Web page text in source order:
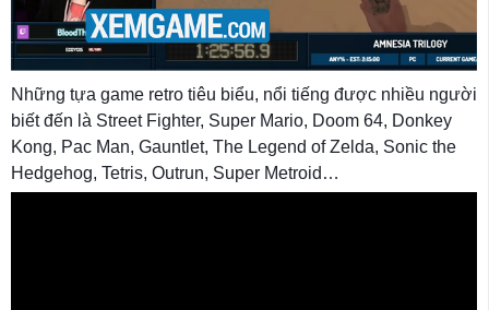
Những tựa game retro tiêu biểu, nổi tiếng được nhiều người
biết đến là Street Fighter, Super Mario, Doom 64, Donkey
Kong, Pac Man, Gauntlet, The Legend of Zelda, Sonic the
Hedgehog, Tetris, Outrun, Super Metroid…